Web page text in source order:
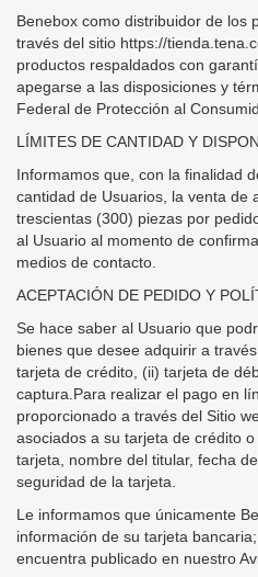
Benebox como distribuidor de los
través del sitio https://
productos respaldados con
apegarse a las disposiciones y
Federal de Protección al
LÍMITES DE CANTIDAD Y
Informamos que, con la finalidad
cantidad de Usuarios, la venta de
trescientas (300) piezas por
al Usuario al momento de
medios de contacto.
ACEPTACIÓN DE PEDIDO Y
Se hace saber al Usuario que
bienes que desee adquirir a
tarjeta de crédito, (ii) tarjeta de
captura.Para realizar el pago en
proporcionado a través del Sitio
asociados a su tarjeta de crédito
tarjeta, nombre del titular, fecha
seguridad de la tarjeta.
Le informamos que únicamente
información de su tarjeta
encuentra publicado en nuestro